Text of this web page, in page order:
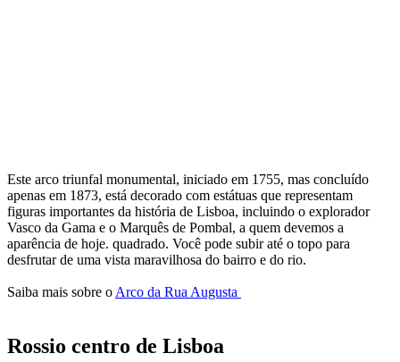
Este arco triunfal monumental, iniciado em 1755, mas concluído
apenas em 1873, está decorado com estátuas que representam
figuras importantes da história de Lisboa, incluindo o explorador
Vasco da Gama e o Marquês de Pombal, a quem devemos a
aparência de hoje. quadrado. Você pode subir até o topo para
desfrutar de uma vista maravilhosa do bairro e do rio.
Saiba mais sobre o Arco da Rua Augusta
Rossio centro de Lisboa